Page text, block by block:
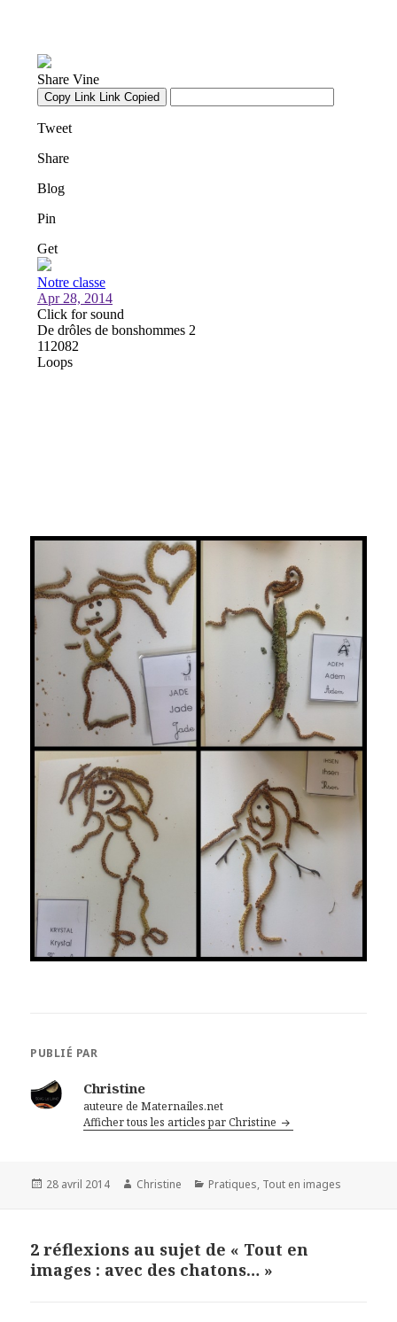
PUBLIÉ PAR
Christine
auteure de Maternailes.net
Afficher tous les articles par Christine
Publié
28 avril 2014 Auteur
Christine Catégories
Pratiques, Tout en images
2 réflexions au sujet de « Tout en
images : avec des chatons… »